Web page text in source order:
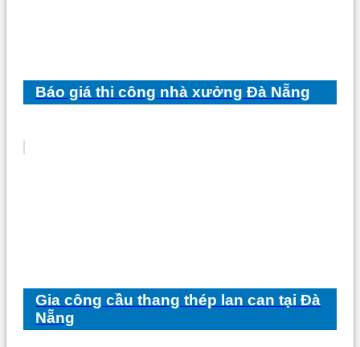
Báo giá thi công nhà xưởng Đà Nẵng
Gia công cầu thang thép lan can tại Đà
Nẵng